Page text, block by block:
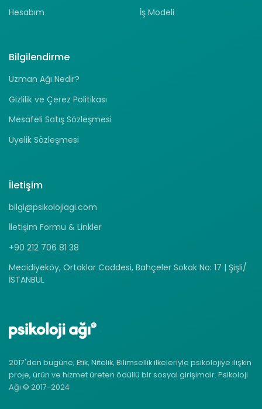
Hesabım
İş Modeli
Bilgilendirme
Uzman Ağı Nedir?
Gizlilik ve Çerez Politikası
Mesafeli Satış Sözleşmesi
Üyelik Sözleşmesi
İletişim
bilgi@psikolojiagi.com
İletişim Formu & Linkler
+90 212 706 81 38
Mecidiyeköy, Ortaklar Caddesi, Bahçeler Sokak No: 17 | Şişli/
İSTANBUL
2017'den bugüne; Etik, Nitelik, Bilimsellik ilkeleriyle psikolojiye ilişkin
proje, ürün ve hizmet üreten ödüllü bir sosyal girişimdir. Psikoloji
Ağı © 2017-2024